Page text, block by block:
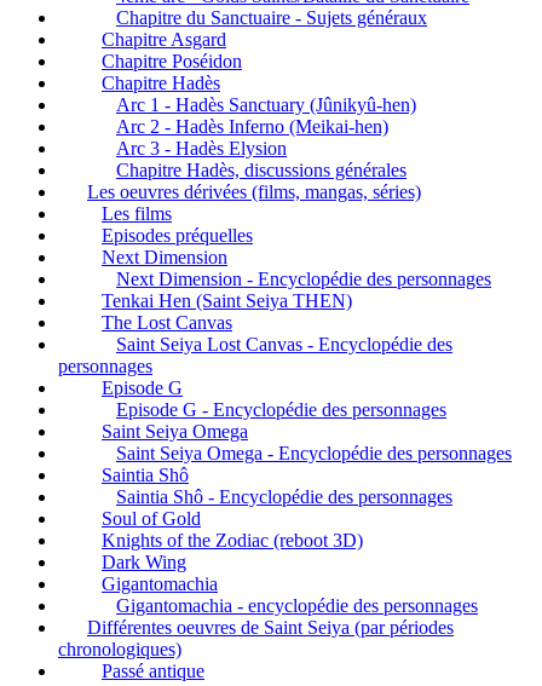
Chapitre du Sanctuaire - Sujets généraux
Chapitre Asgard
Chapitre Poséidon
Chapitre Hadès
Arc 1 - Hadès Sanctuary (Jûnikyû-hen)
Arc 2 - Hadès Inferno (Meikai-hen)
Arc 3 - Hadès Elysion
Chapitre Hadès, discussions générales
Les oeuvres dérivées (films, mangas, séries)
Les films
Episodes préquelles
Next Dimension
Next Dimension - Encyclopédie des personnages
Tenkai Hen (Saint Seiya THEN)
The Lost Canvas
Saint Seiya Lost Canvas - Encyclopédie des
personnages
Episode G
Episode G - Encyclopédie des personnages
Saint Seiya Omega
Saint Seiya Omega - Encyclopédie des personnages
Saintia Shô
Saintia Shô - Encyclopédie des personnages
Soul of Gold
Knights of the Zodiac (reboot 3D)
Dark Wing
Gigantomachia
Gigantomachia - encyclopédie des personnages
Différentes oeuvres de Saint Seiya (par périodes
chronologiques)
Passé antique